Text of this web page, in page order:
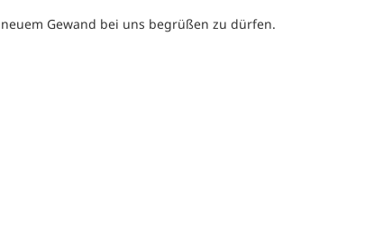
Gewand bei uns begrüßen zu dürfen.